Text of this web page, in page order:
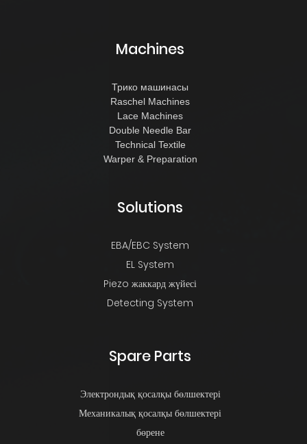
Machines
Трико машинасы
Raschel Machines
Lace Machines
Double Needle Bar
Technical Textile
Warper & Preparation
Solutions
EBA/EBC System
EL System
Piezo жаккард жүйесі
Detecting System
Spare Parts
Электрондық қосалқы бөлшектері
Механикалық қосалқы бөлшектері
бөрене